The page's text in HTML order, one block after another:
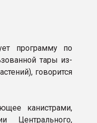
программу по
тары из-
говорится
канистрами,
Центрального,